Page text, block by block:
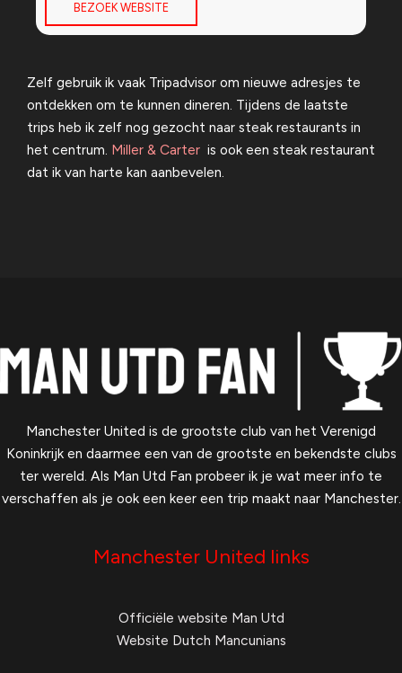
BEZOEK WEBSITE
Zelf gebruik ik vaak Tripadvisor om nieuwe adresjes te
ontdekken om te kunnen dineren. Tijdens de laatste
trips heb ik zelf nog gezocht naar steak restaurants in
het centrum. Miller & Carter is ook een steak restaurant
dat ik van harte kan aanbevelen.
Manchester United is de grootste club van het Verenigd
Koninkrijk en daarmee een van de grootste en bekendste clubs
ter wereld. Als Man Utd Fan probeer ik je wat meer info te
verschaffen als je ook een keer een trip maakt naar Manchester.
Manchester United links
Officiële website Man Utd
Website Dutch Mancunians